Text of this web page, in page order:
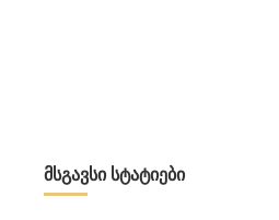
მსგავსი სტატიები